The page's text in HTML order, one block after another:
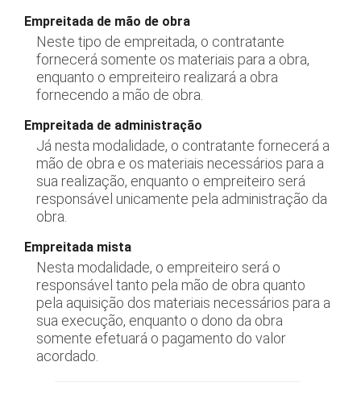
Empreitada de mão de obra
Neste tipo de empreitada, o contratante
fornecerá somente os materiais para a obra,
enquanto o empreiteiro realizará a obra
fornecendo a mão de obra.
Empreitada de administração
Já nesta modalidade, o contratante fornecerá a
mão de obra e os materiais necessários para a
sua realização, enquanto o empreiteiro será
responsável unicamente pela administração da
obra.
Empreitada mista
Nesta modalidade, o empreiteiro será o
responsável tanto pela mão de obra quanto
pela aquisição dos materiais necessários para a
sua execução, enquanto o dono da obra
somente efetuará o pagamento do valor
acordado.